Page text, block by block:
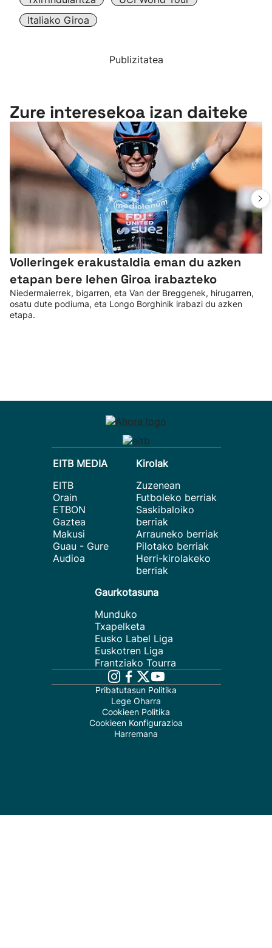
Italiako Giroa
Publizitatea
Zure interesekoa izan daiteke
Volleringek erakustaldia eman du azken
etapan bere lehen Giroa irabazteko
Niedermaierrek, bigarren, eta Van der Breggenek, hirugarren,
osatu dute podiuma, eta Longo Borghinik irabazi du azken
etapa.
EITB MEDIA
EITB
Orain
ETBON
Gaztea
Makusi
Guau - Gure
Audioa
Kirolak
Zuzenean
Futboleko berriak
Saskibaloiko
berriak
Arrauneko berriak
Pilotako berriak
Herri-kirolakeko
berriak
Gaurkotasuna
Munduko
Txapelketa
Eusko Label Liga
Euskotren Liga
Frantziako Tourra
Pribatutasun Politika
Lege Oharra
Cookieen Politika
Cookieen Konfigurazioa
Harremana